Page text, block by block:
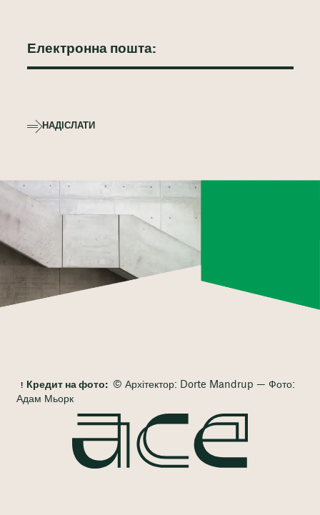
НАДІСЛАТИ
Кредит на фото: © Архітектор: Dorte Mandrup — Фото:
Адам Мьорк